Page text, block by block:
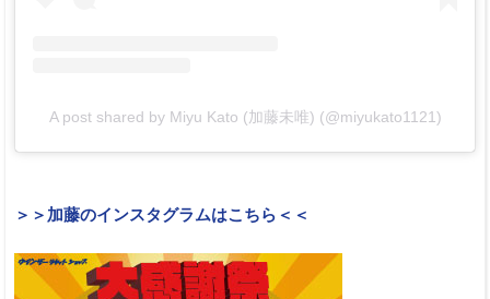
A post shared by Miyu Kato (加藤未唯) (@miyukato1121)
＞＞加藤のインスタグラムはこちら＜＜